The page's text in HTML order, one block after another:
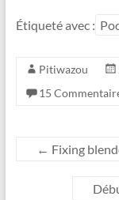
t
t
r
e
k
Étiqueté avec :
Pitiwazou
15
← Fixing